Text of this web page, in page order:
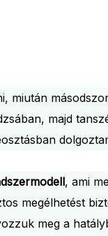
miután
majd
, ami
megélhetést
meg a